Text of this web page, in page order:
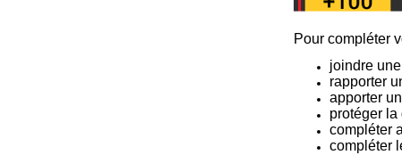
Pour compléter
joindre
rapporter
apporter
protéger la
compléter
compléter